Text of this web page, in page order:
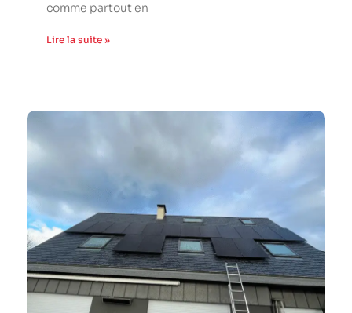
comme partout en
Lire la suite »